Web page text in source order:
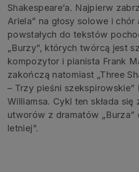
Shakespeare’a. Najpierw
Ariela” na głosy solowe i chór
powstałych do tekstów
„Burzy”, których twórcą jest
kompozytor i pianista Frank
zakończą natomiast „Three
– Trzy pieśni szekspirowskie”
Williamsa. Cykl ten składa
utworów z dramatów „Burza”
letniej”.